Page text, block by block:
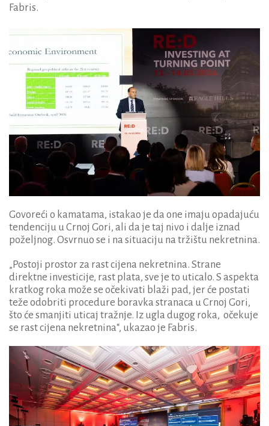
Fabris.
Govoreći o kamatama, istakao je da one imaju opadajuću
tendenciju u Crnoj Gori, ali da je taj nivo i dalje iznad
poželjnog. Osvrnuo se i na situaciju na tržištu nekretnina.
„Postoji prostor za rast cijena nekretnina. Strane
direktne investicije, rast plata, sve je to uticalo. S aspekta
kratkog roka može se očekivati blaži pad, jer će postati
teže odobriti procedure boravka stranaca u Crnoj Gori,
što će smanjiti uticaj tražnje. Iz ugla dugog roka, očekuje
se rast cijena nekretnina“, ukazao je Fabris.